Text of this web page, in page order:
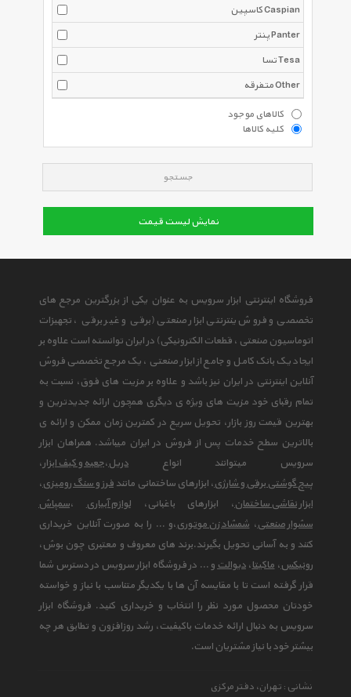
کاسپین Caspian
پنتر Panter
تسا Tesa
متفرقه Other
کالاهای موجود
کلیه کالاها
جستجو
نمایش لیست قیمت
فروشگاه اینترنتی ابزار سرویس به عنوان یکی از بزرگترین مرجع های
تخصصی و فروش ینترنتی ابزار صنعتی (برقی و غیر برقی ، تجهیزات
اتوماسیون صنعتی ، قطعات الکترونیکی) در ایران توانسته است علاوه بر
ایجاد یک بانک کامل و جامع از ابزار صنعتی ، یک مرجع تخصصی فروش
آنلاین اینترنتی در ایران نیز باشد و علاوه بر مزیت های فوق، نسبت به
تمام رقبای خود مزیت های ویژه ی دیگری همچون ارائه جدیدترین و
بهترین قیمت روز بازار، تحویل سریع در کمترین زمان ممکن و ارائه ی
بالاترین سطح خدمات پس از فروش در ایران میباشد. همراهان ابزار
سرویس میتوانند انواع دریل،جعبه و کیف ابزار،
پیچ گوشتی برقی و شارژی، ابزارهای ساختمانی مانند فرز و سنگ رومیزی،
ابزار نقاشی ساختمان، ابزارهای باغبانی،لوازم آبیاری ،سمپاش
سشوار صنعتی،شمشاد زن موتوری،و ... را به صورت آنلاین خریداری
کنند و به آسانی تحویل بگیرند.برند های معروف و معتبری چون بوش،
رونیکس،ماکیتا،دیوالتو ... در فروشگاه ابزار سرویس در دسترس شما
قرار گرفته است تا با مقایسه آن ها با یکدیگر متناسب با نیاز و خواسته
خودتان محصول مورد نظر را انتخاب و خریداری کنید. فروشگاه ابزار
سرویس به دنبال ارائه خدمات باکیفیت، رشد روزافزون و تطابق هر چه
بیشتر خود با نیاز مشتریان است.
نشانی : تهران، دفتر مرکزی